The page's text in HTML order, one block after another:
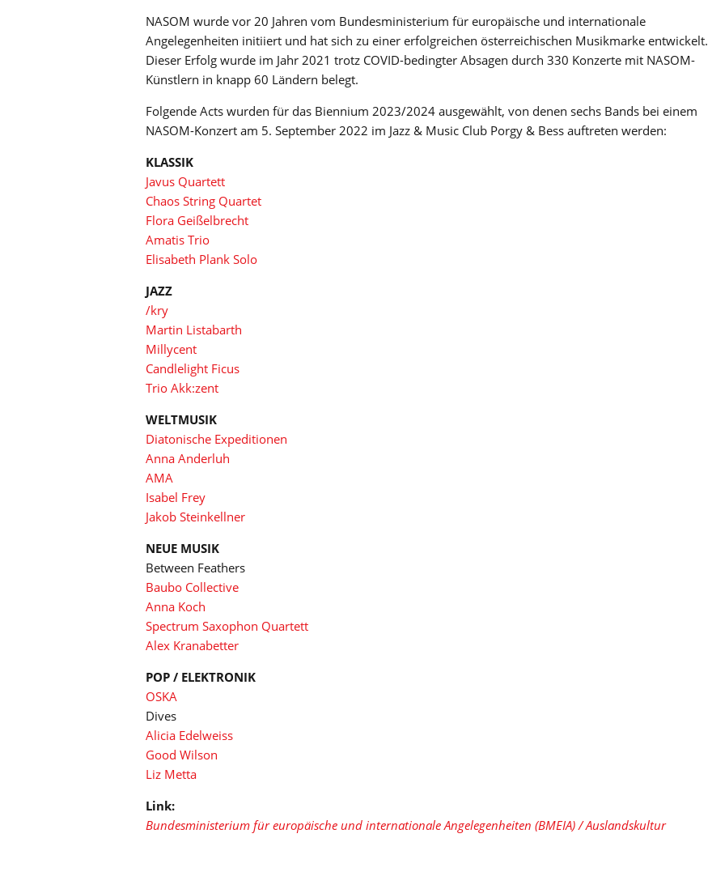
NASOM wurde vor 20 Jahren vom Bundesministerium für europäische und internationale
Angelegenheiten initiiert und hat sich zu einer erfolgreichen österreichischen Musikmarke entwickelt.
Dieser Erfolg wurde im Jahr 2021 trotz COVID-bedingter Absagen durch 330 Konzerte mit NASOM-
Künstlern in knapp 60 Ländern belegt.
Folgende Acts wurden für das Biennium 2023/2024 ausgewählt, von denen sechs Bands bei einem
NASOM-Konzert am 5. September 2022 im Jazz & Music Club Porgy & Bess auftreten werden:
KLASSIK
Javus Quartett
Chaos String Quartet
Flora Geißelbrecht
Amatis Trio
Elisabeth Plank Solo
JAZZ
/kry
Martin Listabarth
Millycent
Candlelight Ficus
Trio Akk:zent
WELTMUSIK
Diatonische Expeditionen
Anna Anderluh
AMA
Isabel Frey
Jakob Steinkellner
NEUE MUSIK
Between Feathers
Baubo Collective
Anna Koch
Spectrum Saxophon Quartett
Alex Kranabetter
POP / ELEKTRONIK
OSKA
Dives
Alicia Edelweiss
Good Wilson
Liz Metta
Link:
Bundesministerium für europäische und internationale Angelegenheiten (BMEIA) / Auslandskultur